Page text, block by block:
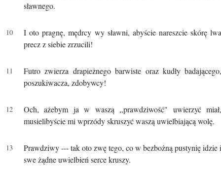
sławnego.
I oto pragnę, mędrcy wy sławni, abyście nareszcie skórę
precz z siebie zrzucili!
Futro zwierza drapieżnego barwiste oraz kudły
poszukiwacza, zdobywcy!
Och, ażebym ja w waszą ,,prawdziwość" uwierzyć
musielibyście mi wprzódy skruszyć waszą uwielbiającą wolę.
Prawdziwy --- tak oto zwę tego, co w bezbożną pustynię idzie
swe żądne uwielbień serce kruszy.